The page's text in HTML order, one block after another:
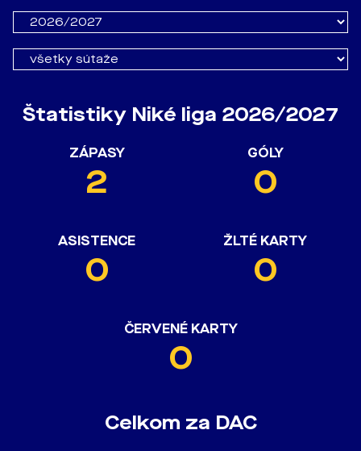
Štatistiky Niké liga 2026/2027
ZÁPASY
2
GÓLY
0
ASISTENCE
0
ŽLTÉ KARTY
0
ČERVENÉ KARTY
0
Celkom za DAC